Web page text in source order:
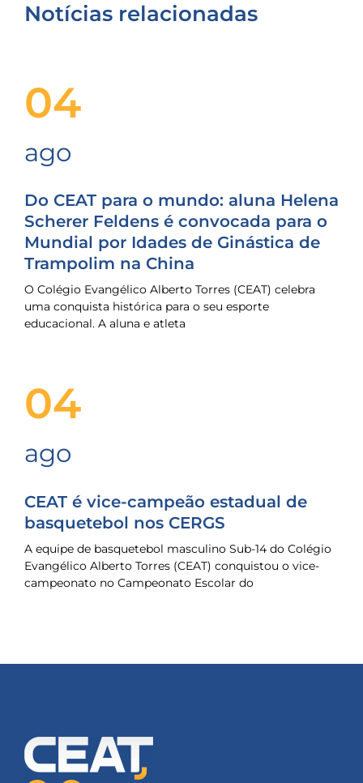
Notícias relacionadas
04
ago
Do CEAT para o mundo: aluna Helena
Scherer Feldens é convocada para o
Mundial por Idades de Ginástica de
Trampolim na China
O Colégio Evangélico Alberto Torres (CEAT) celebra
uma conquista histórica para o seu esporte
educacional. A aluna e atleta
04
ago
CEAT é vice-campeão estadual de
basquetebol nos CERGS
A equipe de basquetebol masculino Sub-14 do Colégio
Evangélico Alberto Torres (CEAT) conquistou o vice-
campeonato no Campeonato Escolar do